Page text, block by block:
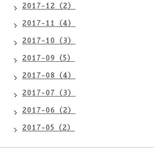
2017-12（2）
2017-11（4）
2017-10（3）
2017-09（5）
2017-08（4）
2017-07（3）
2017-06（2）
2017-05（2）